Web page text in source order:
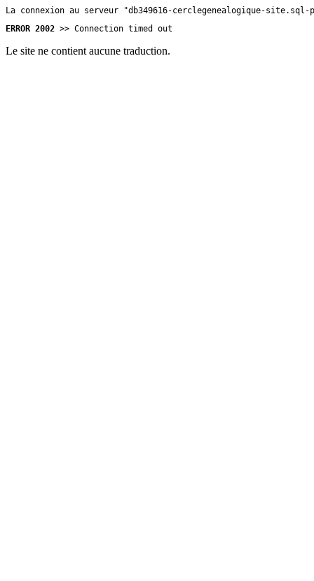
La connexion au serveur "db349616-cerclegenealogique-
ERROR 2002 >> Connection timed out
Le site ne contient aucune traduction.